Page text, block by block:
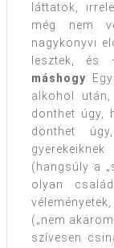
láttatok,
még nem
nagykönyvi
lesztek,
máshogy.
alkohol
dönthet úgy,
dönthet
(hangsúly a
olyan
(„nem
szívesen